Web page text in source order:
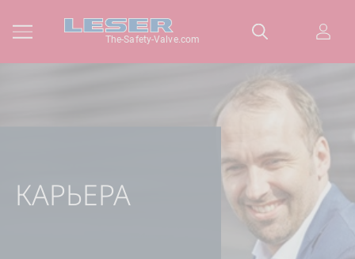
The-Safety-Valve.com
КАРЬЕРА